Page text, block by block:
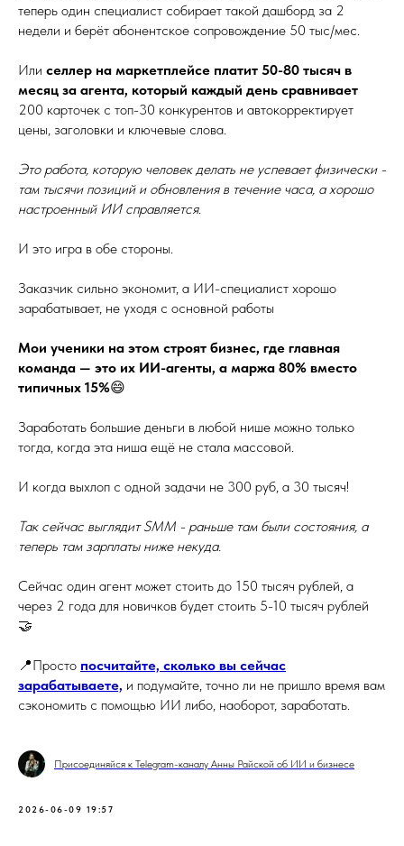
теперь один специалист собирает такой дашборд за 2
недели и берёт абонентское сопровождение 50 тыс/мес.
Или селлер на маркетплейсе платит 50-80 тысяч в
месяц за агента, который каждый день сравнивает
200 карточек с топ-30 конкурентов и автокорректирует
цены, заголовки и ключевые слова.
Это работа, которую человек делать не успевает физически -
там тысячи позиций и обновления в течение часа, а хорошо
настроенный ИИ справляется.
И это игра в обе стороны.
Заказчик сильно экономит, а ИИ-специалист хорошо
зарабатывает, не уходя с основной работы
Мои ученики на этом строят бизнес, где главная
команда — это их ИИ-агенты, а маржа 80% вместо
типичных 15%😄
Заработать большие деньги в любой нише можно только
тогда, когда эта ниша ещё не стала массовой.
И когда выхлоп с одной задачи не 300 руб, а 30 тысяч!
Так сейчас выглядит SMM - раньше там были состояния, а
теперь там зарплаты ниже некуда.
Сейчас один агент может стоить до 150 тысяч рублей, а
через 2 года для новичков будет стоить 5-10 тысяч рублей
🤝
📍Просто посчитайте, сколько вы сейчас
зарабатываете, и подумайте, точно ли не пришло время вам
сэкономить с помощью ИИ либо, наоборот, заработать.
Присоединяйся к Telegram-каналу Анны Райской об ИИ и бизнесе
2026-06-09 19:57